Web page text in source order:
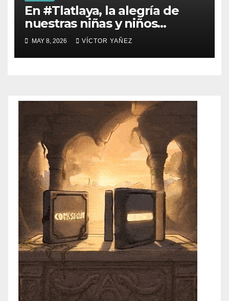
En #Tlatlaya, la alegría de
nuestras niñas y niños
siempre será una prioridad.
MAY 8, 2026 VÍCTOR YAÑEZ